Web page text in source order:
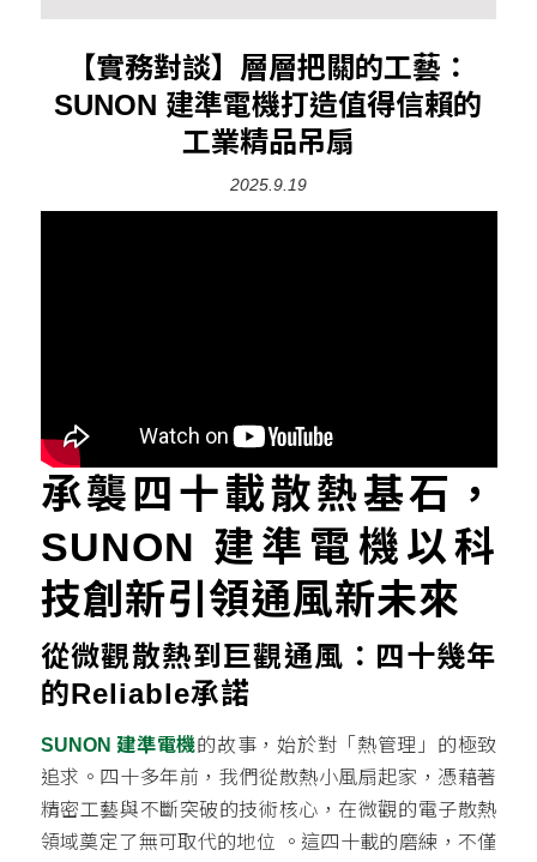
【實務對談】層層把關的工藝：
SUNON 建準電機打造值得信賴的
工業精品吊扇
2025.9.19
承襲四十載散熱基石，
SUNON 建準電機以科
技創新引領通風新未來
從微觀散熱到巨觀通風：四十幾年
的Reliable承諾
SUNON 建準電機的故事，始於對「熱管理」的極致
追求。四十多年前，我們從散熱小風扇起家，憑藉著
精密工藝與不斷突破的技術核心，在微觀的電子散熱
領域奠定了無可取代的地位
。這四十載的磨練，不僅